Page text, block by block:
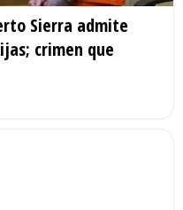
Sierra admite
crimen que